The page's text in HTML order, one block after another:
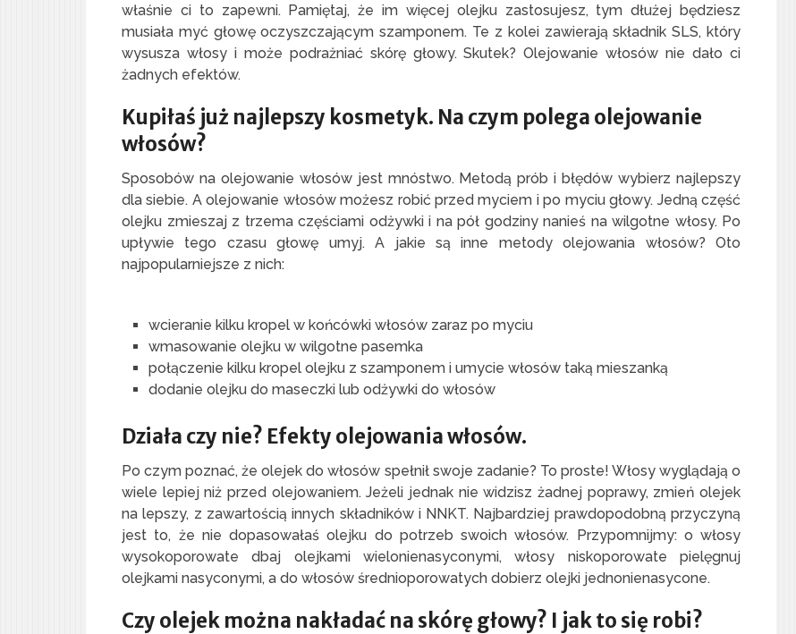
właśnie ci to zapewni. Pamiętaj, że im więcej olejku zastosujesz, tym dłużej będziesz
musiała myć głowę oczyszczającym szamponem. Te z kolei zawierają składnik SLS, który
wysusza włosy i może podrażniać skórę głowy. Skutek? Olejowanie włosów nie dało ci
żadnych efektów.
Kupiłaś już najlepszy kosmetyk. Na czym polega olejowanie
włosów?
Sposobów na olejowanie włosów jest mnóstwo. Metodą prób i błędów wybierz najlepszy
dla siebie. A olejowanie włosów możesz robić przed myciem i po myciu głowy. Jedną część
olejku zmieszaj z trzema częściami odżywki i na pół godziny nanieś na wilgotne włosy. Po
upływie tego czasu głowę umyj. A jakie są inne metody olejowania włosów? Oto
najpopularniejsze z nich:
wcieranie kilku kropel w końcówki włosów zaraz po myciu
wmasowanie olejku w wilgotne pasemka
połączenie kilku kropel olejku z szamponem i umycie włosów taką mieszanką
dodanie olejku do maseczki lub odżywki do włosów
Działa czy nie? Efekty olejowania włosów.
Po czym poznać, że olejek do włosów spełnił swoje zadanie? To proste! Włosy wyglądają o
wiele lepiej niż przed olejowaniem. Jeżeli jednak nie widzisz żadnej poprawy, zmień olejek
na lepszy, z zawartością innych składników i NNKT. Najbardziej prawdopodobną przyczyną
jest to, że nie dopasowałaś olejku do potrzeb swoich włosów. Przypomnijmy: o włosy
wysokoporowate dbaj olejkami wielonienasyconymi, włosy niskoporowate pielęgnuj
olejkami nasyconymi, a do włosów średnioporowatych dobierz olejki jednonienasycone.
Czy olejek można nakładać na skórę głowy? I jak to się robi?